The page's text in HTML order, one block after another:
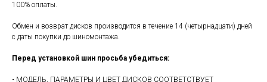
100% оплаты.
Обмен и возврат дисков производится в течение 14 (четырнадцати) дней
с даты покупки до шиномонтажа.
Перед установкой шин просьба убедиться:
• МОДЕЛЬ, ПАРАМЕТРЫ И ЦВЕТ ДИСКОВ СООТВЕТСТВУЕТ